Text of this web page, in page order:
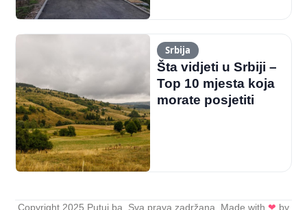
Srbija
Šta vidjeti u Srbiji –
Top 10 mjesta koja
morate posjetiti
Copyright 2025 Putuj.ba. Sva prava zadržana. Made with ❤ by